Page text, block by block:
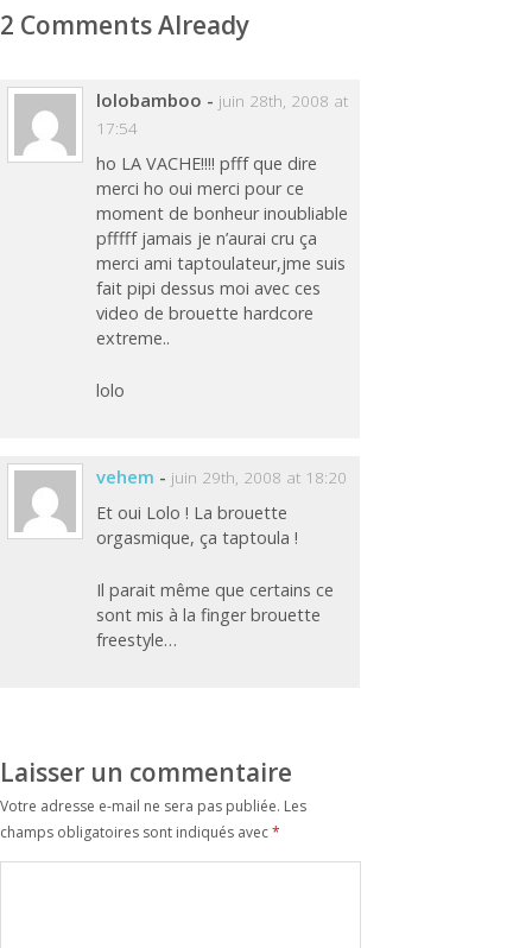
2 Comments Already
lolobamboo - juin 28th, 2008 at
17:54
ho LA VACHE!!!! pfff que dire
merci ho oui merci pour ce
moment de bonheur inoubliable
pfffff jamais je n’aurai cru ça
merci ami taptoulateur,jme suis
fait pipi dessus moi avec ces
video de brouette hardcore
extreme..
lolo
vehem - juin 29th, 2008 at 18:20
Et oui Lolo ! La brouette
orgasmique, ça taptoula !
Il parait même que certains ce
sont mis à la finger brouette
freestyle…
Laisser un commentaire
Votre adresse e-mail ne sera pas publiée. Les
champs obligatoires sont indiqués avec*